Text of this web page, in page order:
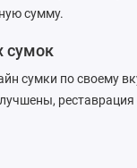
сумму.
сумок
сумки по своему